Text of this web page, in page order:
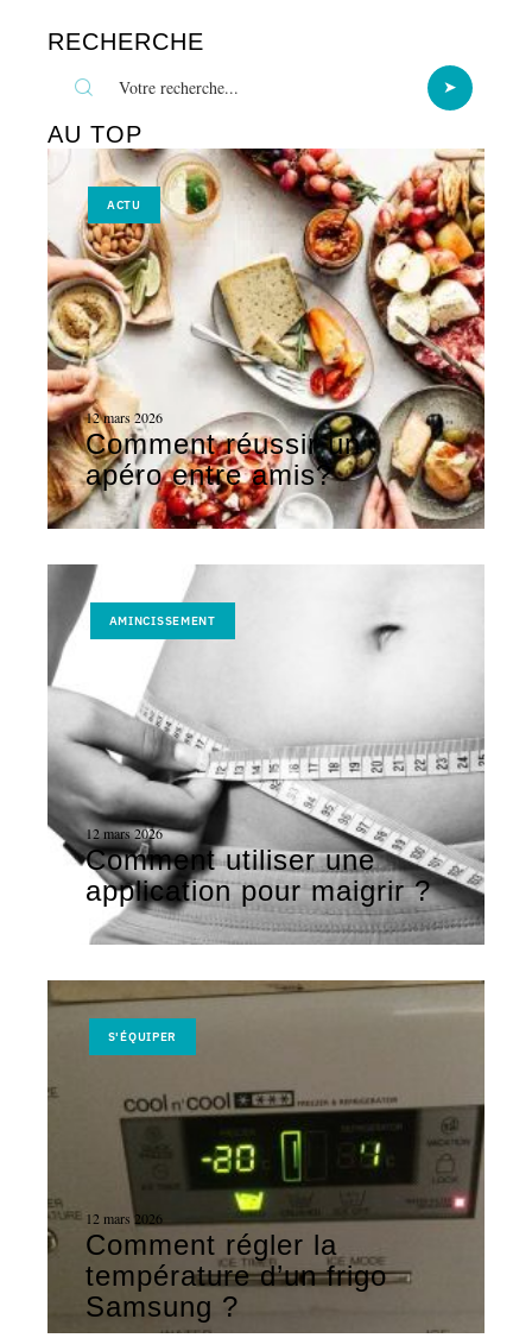
RECHERCHE
AU TOP
ACTU
12 mars 2026
Comment réussir un
apéro entre amis?
AMINCISSEMENT
12 mars 2026
Comment utiliser une
application pour maigrir ?
S'ÉQUIPER
12 mars 2026
Comment régler la
température d’un frigo
Samsung ?